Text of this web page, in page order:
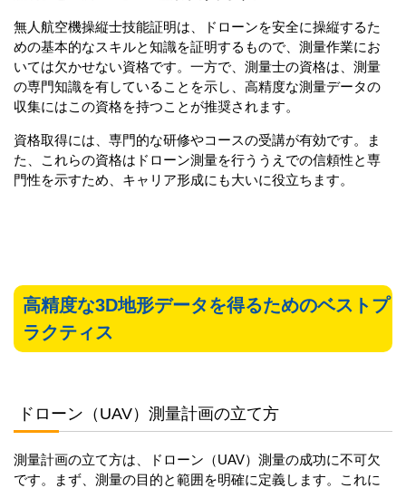
無人航空機操縦士技能証明は、ドローンを安全に操縦するた
めの基本的なスキルと知識を証明するもので、測量作業にお
いては欠かせない資格です。一方で、測量士の資格は、測量
の専門知識を有していることを示し、高精度な測量データの
収集にはこの資格を持つことが推奨されます。
資格取得には、専門的な研修やコースの受講が有効です。ま
た、これらの資格はドローン測量を行ううえでの信頼性と専
門性を示すため、キャリア形成にも大いに役立ちます。
高精度な3D地形データを得るためのベストプ
ラクティス
ドローン（UAV）測量計画の立て方
測量計画の立て方は、ドローン（UAV）測量の成功に不可欠
です。まず、測量の目的と範囲を明確に定義します。これに